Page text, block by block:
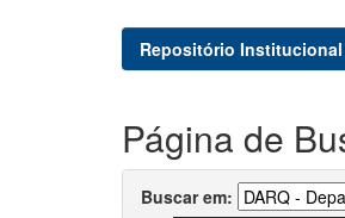
Repositório Institucional
Página de
Buscar em: